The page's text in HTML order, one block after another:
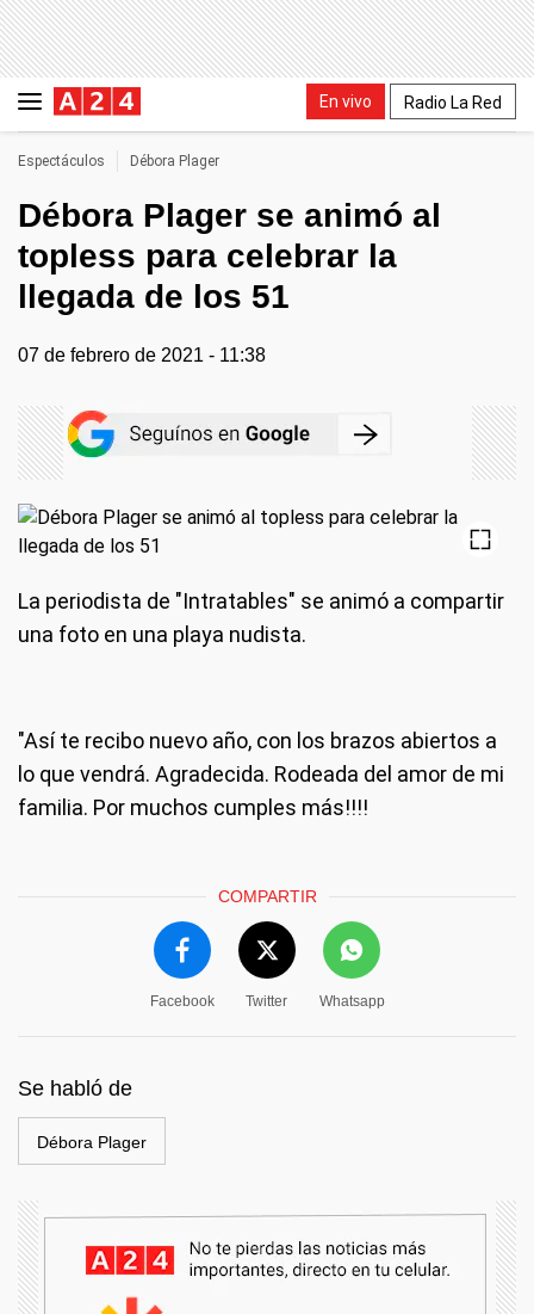
En vivo Radio La Red
Espectáculos Débora Plager
Débora Plager se animó al
topless para celebrar la
llegada de los 51
07 de febrero de 2021 - 11:38
La periodista de "Intratables" se animó a compartir
una foto en una playa nudista.
"Así te recibo nuevo año, con los brazos abiertos a
lo que vendrá. Agradecida. Rodeada del amor de mi
familia. Por muchos cumples más!!!!
COMPARTIR
Facebook Twitter Whatsapp
Se habló de
Débora Plager